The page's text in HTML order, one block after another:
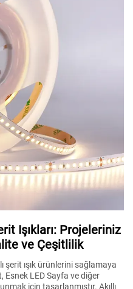
Işıkları: Projeleriniz
ve Çeşitlilik
şerit ışık ürünlerini sağlamaya
Esnek LED Sayfa ve diğer
için tasarlanmıştır. Akıllı